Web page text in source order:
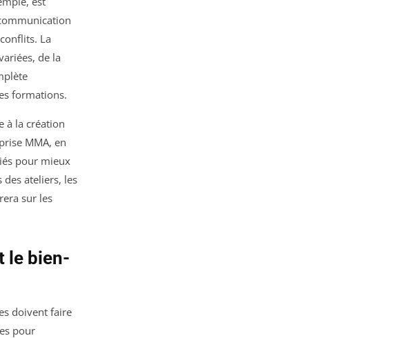
La
de la
formations.
à la création
MMA, en
pour mieux
ateliers, les
sur les
le bien-
doivent faire
pour